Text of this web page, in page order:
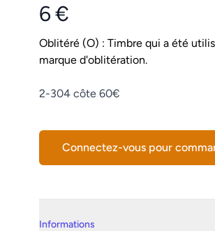
Product information
6 €
Conditions
Oblitéré (O) : Timbre qui a été
marque d'oblitération.
Description
2-304 côte 60€
Connectez-vous pour
Informations